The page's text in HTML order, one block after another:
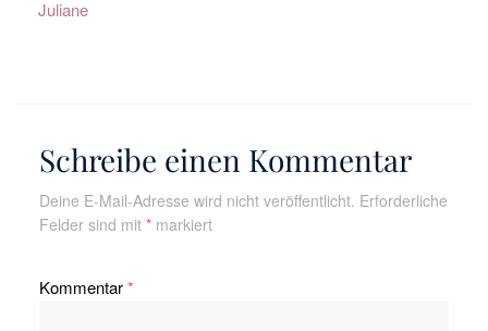
Juliane
Schreibe einen Kommentar
Deine E-Mail-Adresse wird nicht veröffentlicht. Erforderliche
Felder sind mit *markiert
Kommentar*